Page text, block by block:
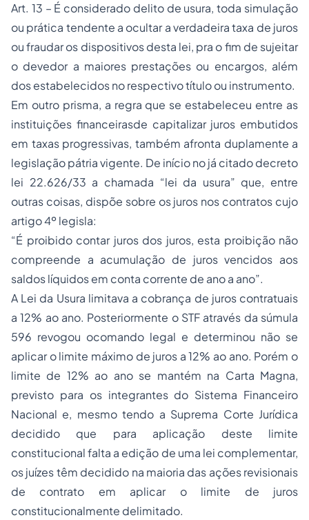
Art. 13 – É considerado delito de usura, toda simulação
ou prática tendente a ocultar a verdadeira taxa de juros
ou fraudar os dispositivos desta lei, pra o fim de sujeitar
o devedor a maiores prestações ou encargos, além
dos estabelecidos no respectivo título ou instrumento.
Em outro prisma, a regra que se estabeleceu entre as
instituições financeirasde capitalizar juros embutidos
em taxas progressivas, também afronta duplamente a
legislação pátria vigente. De início no já citado decreto
lei 22.626/33 a chamada “lei da usura” que, entre
outras coisas, dispõe sobre os juros nos contratos cujo
artigo 4º legisla:
“É proibido contar juros dos juros, esta proibição não
compreende a acumulação de juros vencidos aos
saldos líquidos em conta corrente de ano a ano”.
A Lei da Usura limitava a cobrança de juros contratuais
a 12% ao ano. Posteriormente o STF através da súmula
596 revogou ocomando legal e determinou não se
aplicar o limite máximo de juros a 12% ao ano. Porém o
limite de 12% ao ano se mantém na Carta Magna,
previsto para os integrantes do Sistema Financeiro
Nacional e, mesmo tendo a Suprema Corte Jurídica
decidido que para aplicação deste limite
constitucional falta a edição de uma lei complementar,
os juízes têm decidido na maioria das ações revisionais
de contrato em aplicar o limite de juros
constitucionalmente delimitado.